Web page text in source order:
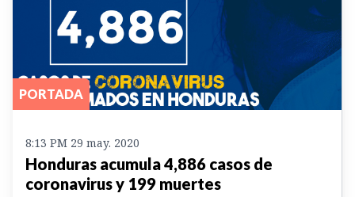
PORTADA
8:13 PM 29 may. 2020
Honduras acumula 4,886 casos de
coronavirus y 199 muertes